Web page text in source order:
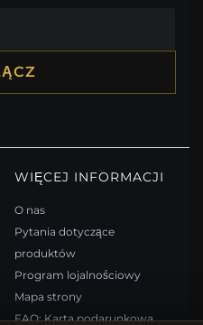
WIĘCEJ INFORMACJI
O nas
Pytania dotyczące
produktów
Program lojalnościowy
Mapa strony
FAQ: Karta podarunkowa